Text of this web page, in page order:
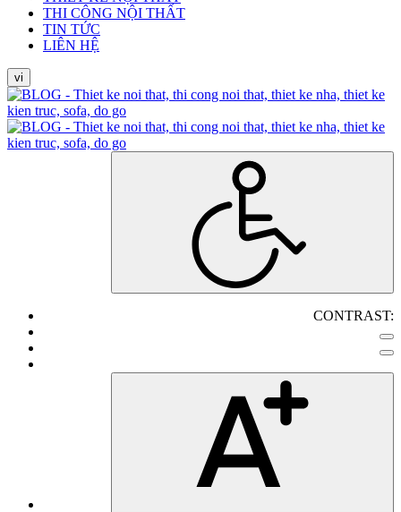
THI CÔNG NỘI THẤT
TIN TỨC
LIÊN HỆ
vi
CONTRAST: